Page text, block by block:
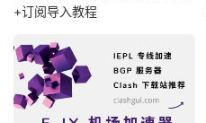
+订阅导入教程